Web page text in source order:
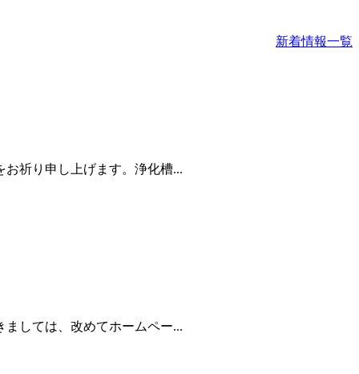
新着情報一覧
祈り申し上げます。浄化槽...
しては、改めてホームペー...